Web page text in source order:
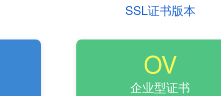
SSL证书版本
OV
企业型证书